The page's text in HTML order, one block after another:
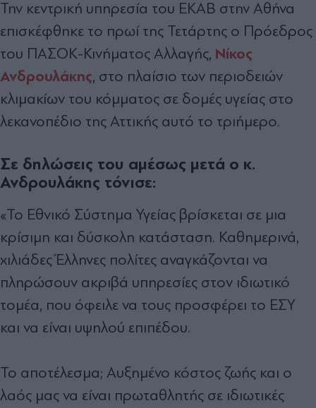
Την κεντρική υπηρεσία του ΕΚΑΒ στην Αθήνα
επισκέφθηκε το πρωί της Τετάρτης ο Πρόεδρος
του ΠΑΣΟΚ-Κινήματος Αλλαγής, Νίκος
Ανδρουλάκης, στο πλαίσιο των περιοδειών
κλιμακίων του κόμματος σε δομές υγείας στο
λεκανοπέδιο της Αττικής αυτό το τριήμερο.
Σε δηλώσεις του αμέσως μετά ο κ.
Ανδρουλάκης τόνισε:
«Το Εθνικό Σύστημα Υγείας βρίσκεται σε μια
κρίσιμη και δύσκολη κατάσταση. Καθημερινά,
χιλιάδες Έλληνες πολίτες αναγκάζονται να
πληρώσουν ακριβά υπηρεσίες στον ιδιωτικό
τομέα, που όφειλε να τους προσφέρει το ΕΣΥ
και να είναι υψηλού επιπέδου.
Το αποτέλεσμα; Αυξημένο κόστος ζωής και ο
λαός μας να είναι πρωταθλητής σε ιδιωτικές